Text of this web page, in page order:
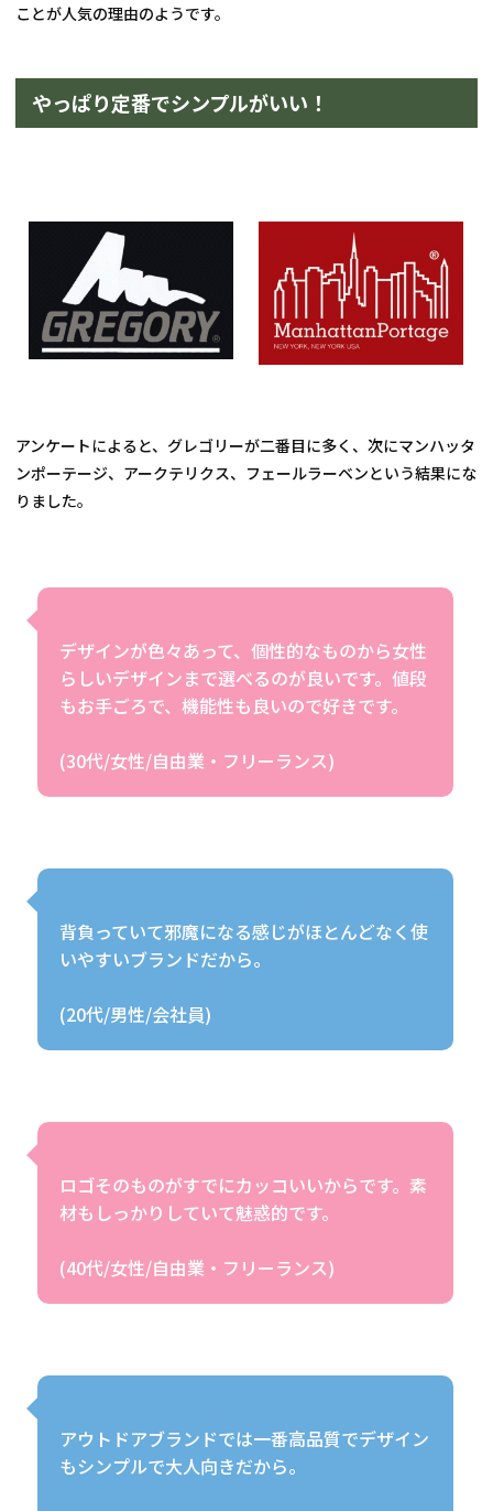
ことが人気の理由のようです。
やっぱり定番でシンプルがいい！
アンケートによると、グレゴリーが二番目に多く、次にマンハッタ
ンポーテージ、アークテリクス、フェールラーベンという結果にな
りました。
デザインが色々あって、個性的なものから女性
らしいデザインまで選べるのが良いです。値段
もお手ごろで、機能性も良いので好きです。
背負っていて邪魔になる感じがほとんどなく使
いやすいブランドだから。
ロゴそのものがすでにカッコいいからです。素
材もしっかりしていて魅惑的です。
アウトドアブランドでは一番高品質でデザイン
もシンプルで大人向きだから。